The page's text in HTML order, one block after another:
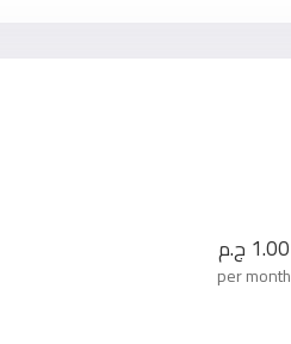
1.00 ج.م
per month